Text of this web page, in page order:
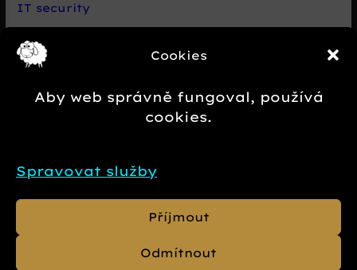
Cookies
Aby web správně fungoval, používá
cookies.
Spravovat služby
Příjmout
Odmítnout
IT security
Net
Novinky e-commerce
SW